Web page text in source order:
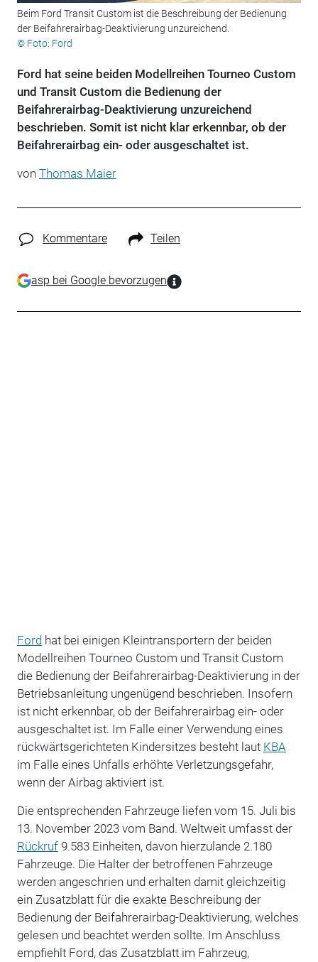
Beim Ford Transit Custom ist die Beschreibung der Bedienung
der Beifahrerairbag-Deaktivierung unzureichend.
© Foto: Ford
Ford hat seine beiden Modellreihen Tourneo Custom
und Transit Custom die Bedienung der
Beifahrerairbag-Deaktivierung unzureichend
beschrieben. Somit ist nicht klar erkennbar, ob der
Beifahrerairbag ein- oder ausgeschaltet ist.
von Thomas Maier
Kommentare Teilen
asp bei Google bevorzugen
Fordhat bei einigen Kleintransportern der beiden
Modellreihen Tourneo Custom und Transit Custom
die Bedienung der Beifahrerairbag-Deaktivierung in der
Betriebsanleitung ungenügend beschrieben. Insofern
ist nicht erkennbar, ob der Beifahrerairbag ein- oder
ausgeschaltet ist. Im Falle einer Verwendung eines
rückwärtsgerichteten Kindersitzes besteht laut KBA
im Falle eines Unfalls erhöhte Verletzungsgefahr,
wenn der Airbag aktiviert ist.
Die entsprechenden Fahrzeuge liefen vom 15. Juli bis
13. November 2023 vom Band. Weltweit umfasst der
Rückruf9.583 Einheiten, davon hierzulande 2.180
Fahrzeuge. Die Halter der betroffenen Fahrzeuge
werden angeschrien und erhalten damit gleichzeitig
ein Zusatzblatt für die exakte Beschreibung der
Bedienung der Beifahrerairbag-Deaktivierung, welches
gelesen und beachtet werden sollte. Im Anschluss
empfiehlt Ford, das Zusatzblatt im Fahrzeug,